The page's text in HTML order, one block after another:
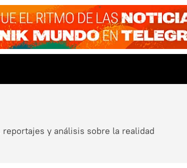
y análisis sobre la realidad